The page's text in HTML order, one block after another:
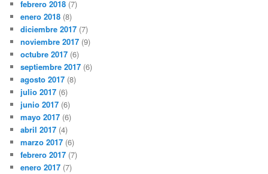
febrero 2018 (7)
enero 2018 (8)
diciembre 2017 (7)
noviembre 2017 (9)
octubre 2017 (6)
septiembre 2017 (6)
agosto 2017 (8)
julio 2017 (6)
junio 2017 (6)
mayo 2017 (6)
abril 2017 (4)
marzo 2017 (6)
febrero 2017 (7)
enero 2017 (7)